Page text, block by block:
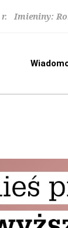
r. Imieniny: